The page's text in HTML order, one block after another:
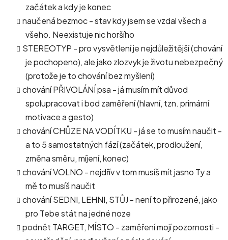
začátek a kdy je konec
naučená bezmoc - stav kdy jsem se vzdal všech a
všeho. Neexistuje nic horšího
STEREOTYP - pro vysvětlení je nejdůležitější (chování
je pochopeno), ale jako zlozvyk je životu nebezpečný
(protože je to chování bez myšlení)
chování PŘIVOLÁNÍ psa - já musím mít důvod
spolupracovat i bod zaměření (hlavní, tzn. primární
motivace a gesto)
chování CHŮZE NA VODÍTKU - já se to musím naučit -
a to 5 samostatných fází (začátek, prodloužení,
změna směru, míjení, konec)
chování VOLNO - nejdřív v tom musíš mít jasno Ty a
mě to musíš naučit
chování SEDNI, LEHNI, STŮJ - není to přirozené, jako
pro Tebe stát na jedné noze
podnět TARGET, MÍSTO - zaměření mojí pozornosti -